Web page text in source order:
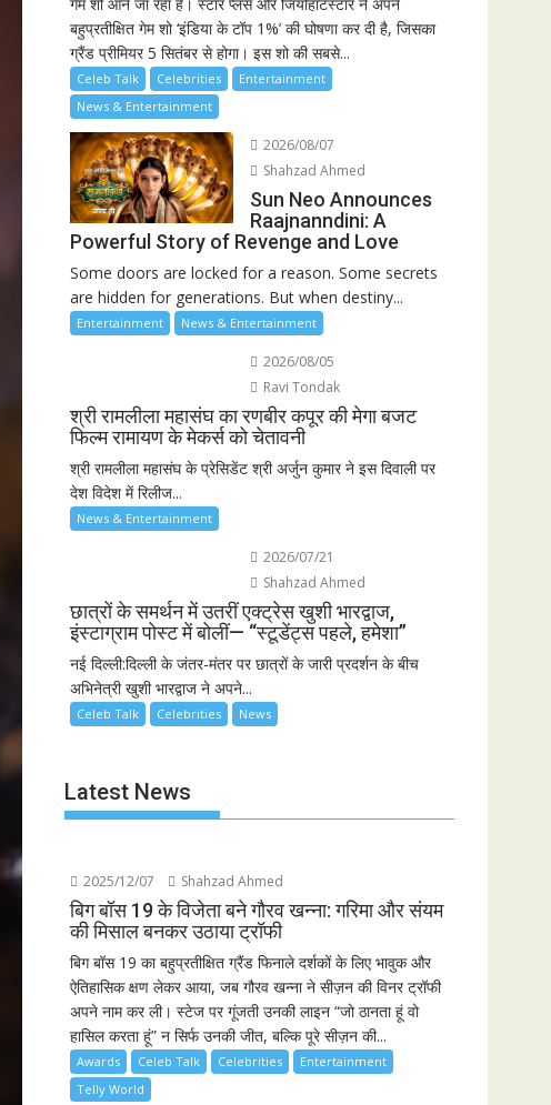
बहुप्रतीक्षित गेम शो ‘इंडिया के टॉप 1%’ की घोषणा कर दी है, जिसका
ग्रैंड प्रीमियर 5 सितंबर से होगा। इस शो की सबसे...
Celeb Talk Celebrities
Entertainment
News & Entertainment
2026/08/07
Shahzad Ahmed
Sun Neo Announces
Raajnanndini: A
Powerful Story of Revenge and Love
Some doors are locked for a reason. Some secrets
are hidden for generations. But when destiny...
Entertainment News & Entertainment
2026/08/05
Ravi Tondak
श्री रामलीला महासंघ का रणबीर कपूर की मेगा बजट
फिल्म रामायण के मेकर्स को चेतावनी
श्री रामलीला महासंघ के प्रेसिडेंट श्री अर्जुन कुमार ने इस दिवाली पर
देश विदेश में रिलीज...
News & Entertainment
2026/07/21
Shahzad Ahmed
छात्रों के समर्थन में उतरीं एक्ट्रेस खुशी भारद्वाज,
इंस्टाग्राम पोस्ट में बोलीं— “स्टूडेंट्स पहले, हमेशा”
नई दिल्ली:दिल्ली के जंतर-मंतर पर छात्रों के जारी प्रदर्शन के बीच
अभिनेत्री खुशी भारद्वाज ने अपने...
Celeb Talk Celebrities News
Latest News
2025/12/07 Shahzad Ahmed
बिग बॉस 19 के विजेता बने गौरव खन्ना: गरिमा और संयम
की मिसाल बनकर उठाया ट्रॉफी
बिग बॉस 19 का बहुप्रतीक्षित ग्रैंड फिनाले दर्शकों के लिए भावुक और
ऐतिहासिक क्षण लेकर आया, जब गौरव खन्ना ने सीज़न की विनर ट्रॉफी
अपने नाम कर ली। स्टेज पर गूंजती उनकी लाइन “जो ठानता हूं वो
हासिल करता हूं” न सिर्फ उनकी जीत, बल्कि पूरे सीज़न की...
Awards Celeb Talk Celebrities
Entertainment
Telly World